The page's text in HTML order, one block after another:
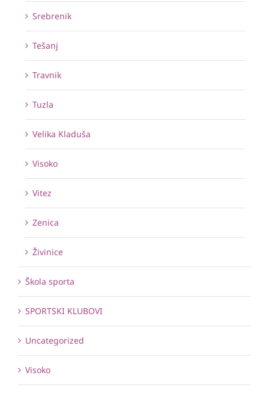
Srebrenik
Tešanj
Travnik
Tuzla
Velika Kladuša
Visoko
Vitez
Zenica
Živinice
Škola sporta
SPORTSKI KLUBOVI
Uncategorized
Visoko